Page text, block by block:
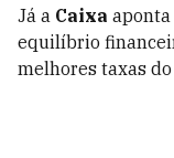
Já a Caixa
equilíbrio
melhores taxas